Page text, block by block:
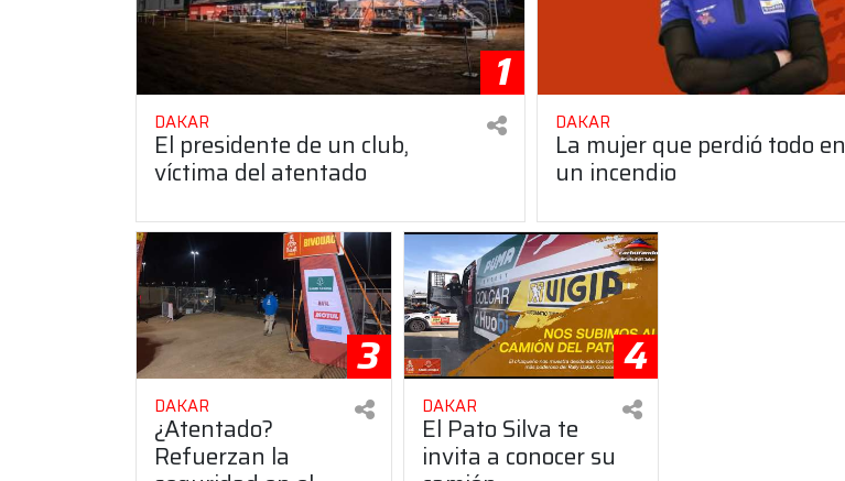
1
DAKAR
El presidente de un club,
víctima del atentado
DAKAR
La mujer que perdió todo en
un incendio
3
DAKAR
¿Atentado?
Refuerzan la
4
DAKAR
El Pato Silva te
invita a conocer su